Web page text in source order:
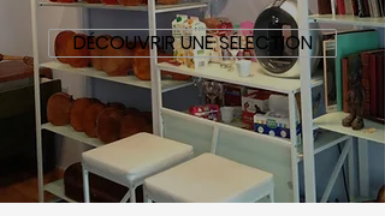
DÉCOUVRIR UNE SÉLECTION